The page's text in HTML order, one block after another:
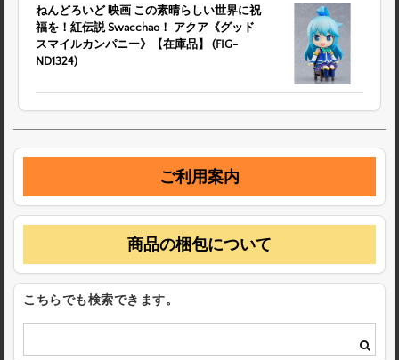
ねんどろいど 映画 この素晴らしい世界に祝
福を！紅伝説 Swacchao！ アクア《グッド
スマイルカンパニー》【在庫品】 (FIG-
ND1324)
ご利用案内
商品の梱包について
こちらでも検索できます。